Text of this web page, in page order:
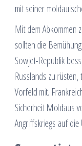
mit seiner
Mit dem Abkommen
sollten die
Sowjet-Republik
Russlands zu
Vorfeld mit.
Sicherheit Moldaus
Angriffskriegs auf die